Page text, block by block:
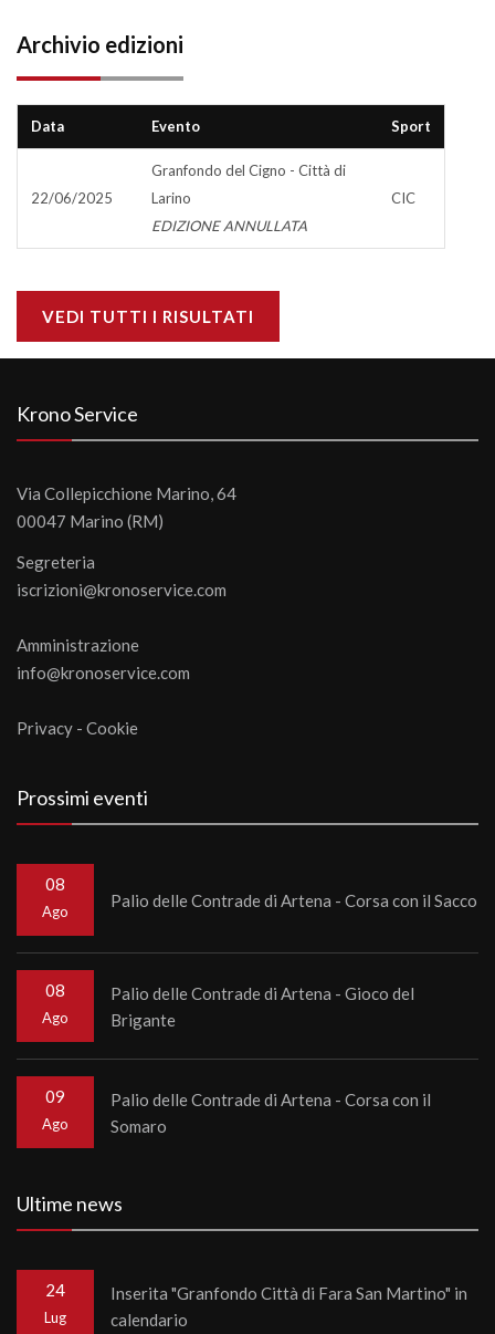
Archivio edizioni
Data Evento Sport
22/06/2025
Granfondo del Cigno - Città di
Larino
EDIZIONE ANNULLATA
CIC
VEDI TUTTI I RISULTATI
Krono Service
Via Collepicchione Marino, 64
00047 Marino (RM)
Segreteria
iscrizioni@kronoservice.com
Amministrazione
info@kronoservice.com
Privacy - Cookie
Prossimi eventi
08
Ago
Palio delle Contrade di Artena - Corsa con il Sacco
08
Ago
Palio delle Contrade di Artena - Gioco del
Brigante
09
Ago
Palio delle Contrade di Artena - Corsa con il
Somaro
Ultime news
24
Lug
Inserita "Granfondo Città di Fara San Martino" in
calendario